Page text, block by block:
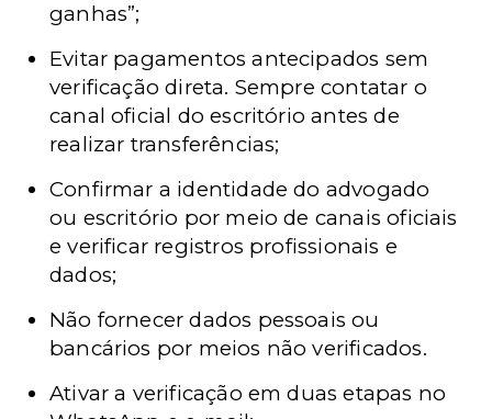
ganhas”;
Evitar pagamentos antecipados sem
verificação direta. Sempre contatar o
canal oficial do escritório antes de
realizar transferências;
Confirmar a identidade do advogado
ou escritório por meio de canais oficiais
e verificar registros profissionais e
dados;
Não fornecer dados pessoais ou
bancários por meios não verificados.
Ativar a verificação em duas etapas no